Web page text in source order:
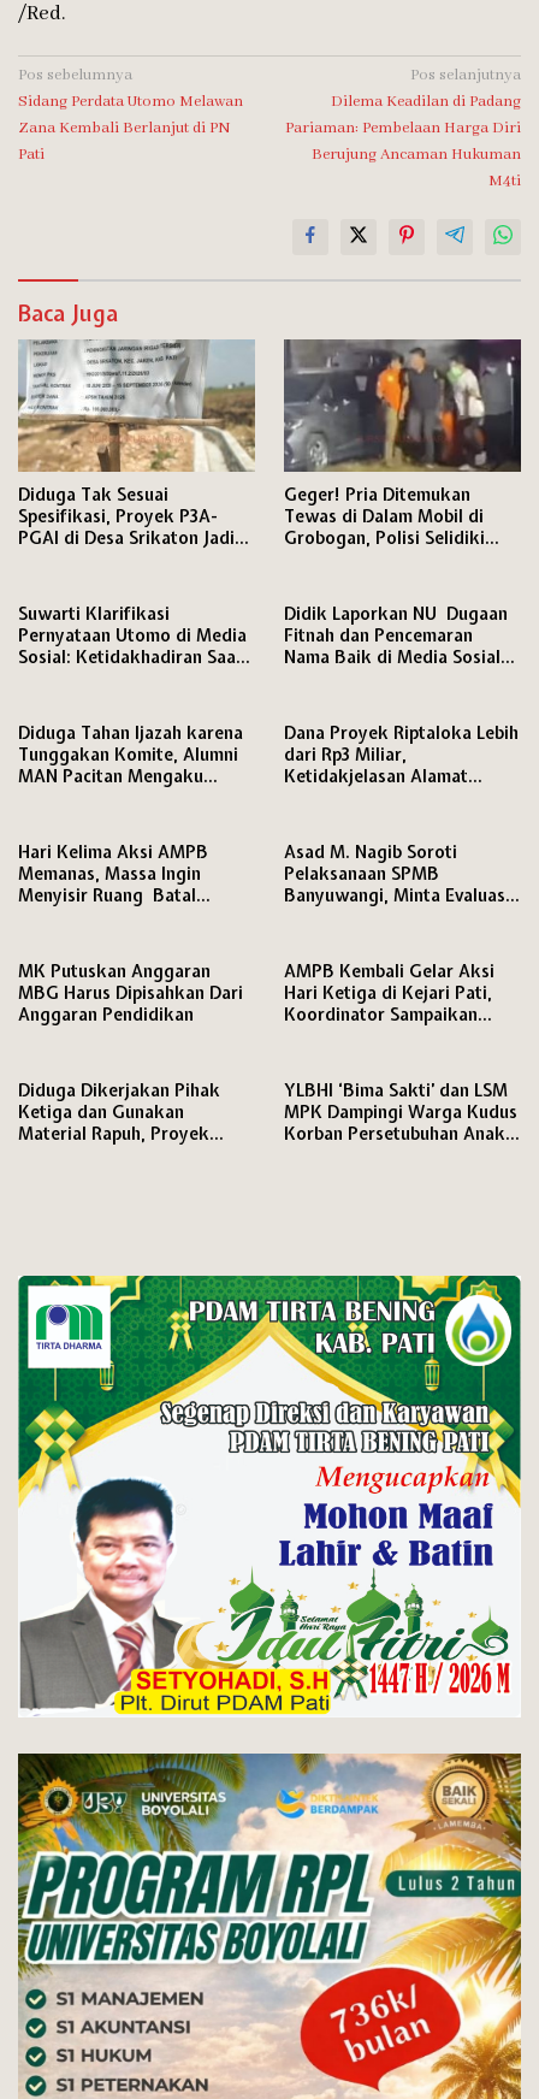
/Red.
Navigasi
pos
Pos sebelumnya
Sidang Perdata Utomo Melawan
Zana Kembali Berlanjut di PN
Pati
Pos selanjutnya
Dilema Keadilan di Padang
Pariaman: Pembelaan Harga Diri
Berujung Ancaman Hukuman
M4ti
Baca Juga
Diduga Tak Sesuai
Spesifikasi, Proyek P3A-
PGAI di Desa Srikaton Jadi
Geger! Pria Ditemukan
Tewas di Dalam Mobil di
Grobogan, Polisi Selidiki
Suwarti Klarifikasi
Pernyataan Utomo di Media
Sosial: Ketidakhadiran Saat
Didik Laporkan NU Dugaan
Fitnah dan Pencemaran
Nama Baik di Media Sosial
Diduga Tahan Ijazah karena
Tunggakan Komite, Alumni
MAN Pacitan Mengaku
Dana Proyek Riptaloka Lebih
dari Rp3 Miliar,
Ketidakjelasan Alamat
Hari Kelima Aksi AMPB
Memanas, Massa Ingin
Menyisir Ruang Batal
Asad M. Nagib Soroti
Pelaksanaan SPMB
Banyuwangi, Minta Evaluasi
MK Putuskan Anggaran
MBG Harus Dipisahkan Dari
Anggaran Pendidikan
AMPB Kembali Gelar Aksi
Hari Ketiga di Kejari Pati,
Koordinator Sampaikan
Diduga Dikerjakan Pihak
Ketiga dan Gunakan
Material Rapuh, Proyek
YLBHI ‘Bima Sakti’ dan LSM
MPK Dampingi Warga Kudus
Korban Persetubuhan Anak